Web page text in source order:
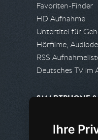
Ihre
Favoriten-Finder
HD Aufnahme
Untertitel für
Hörfilme,
RSS
Deutsches TV im
SMARTPHONE
Android App